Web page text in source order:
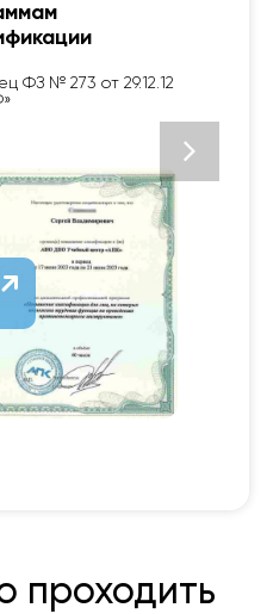
ФЗ № 273 от 29.12.12
проходить